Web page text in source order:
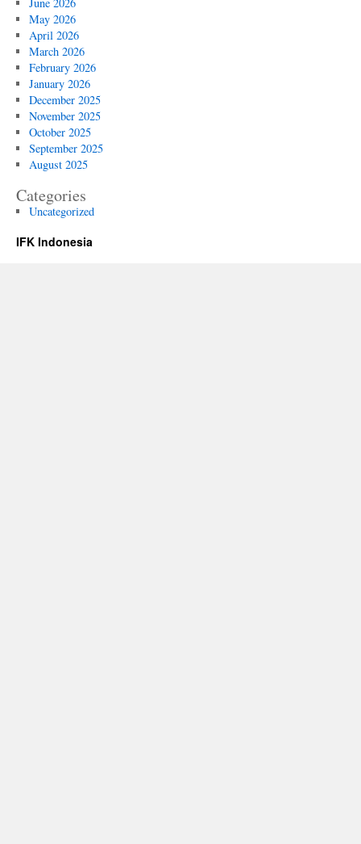
May 2026
April 2026
March 2026
February 2026
January 2026
December 2025
November 2025
October 2025
September 2025
August 2025
Categories
Uncategorized
IFK Indonesia